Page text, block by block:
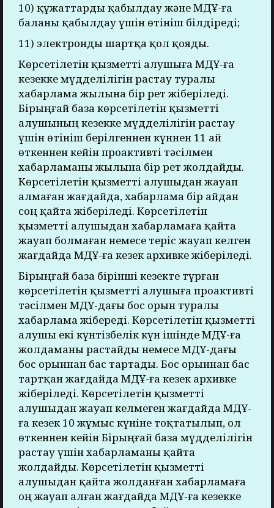
10) құжаттарды қабылдау және МДҰ-ға
баланы қабылдау үшін өтініш білдіреді;
11) электронды шартқа қол қояды.
Көрсетілетін қызметті алушыға МДҰ-ға
кезекке мүдделілігін растау туралы
хабарлама жылына бір рет жіберіледі.
Бірыңғай база көрсетілетін қызметті
алушының кезекке мүдделілігін растау
үшін өтініш берілгеннен күннен 11 ай
өткеннен кейін проактивті тәсілмен
хабарламаны жылына бір рет жолдайды.
Көрсетілетін қызметті алушыдан жауап
алмаған жағдайда, хабарлама бір айдан
соң қайта жіберіледі. Көрсетілетін
қызметті алушыдан хабарламаға қайта
жауап болмаған немесе теріс жауап келген
жағдайда МДҰ-ға кезек архивке жіберіледі.
Бірыңғай база бірінші кезекте тұрған
көрсетілетін қызметті алушыға проактивті
тәсілмен МДҰ-дағы бос орын туралы
хабарлама жібереді. Көрсетілетін қызметті
алушы екі күнтізбелік күн ішінде МДҰ-ға
жолдаманы растайды немесе МДҰ-дағы
бос орыннан бас тартады. Бос орыннан бас
тартқан жағдайда МДҰ-ға кезек архивке
жіберіледі. Көрсетілетін қызметті
алушыдан жауап келмеген жағдайда МДҰ-
ға кезек 10 жұмыс күніне тоқтатылып, ол
өткеннен кейін Бірыңғай база мүдделілігін
растау үшін хабарламаны қайта
жолдайды. Көрсетілетін қызметті
алушыдан қайта жолданған хабарламаға
оң жауап алған жағдайда МДҰ-ға кезекке